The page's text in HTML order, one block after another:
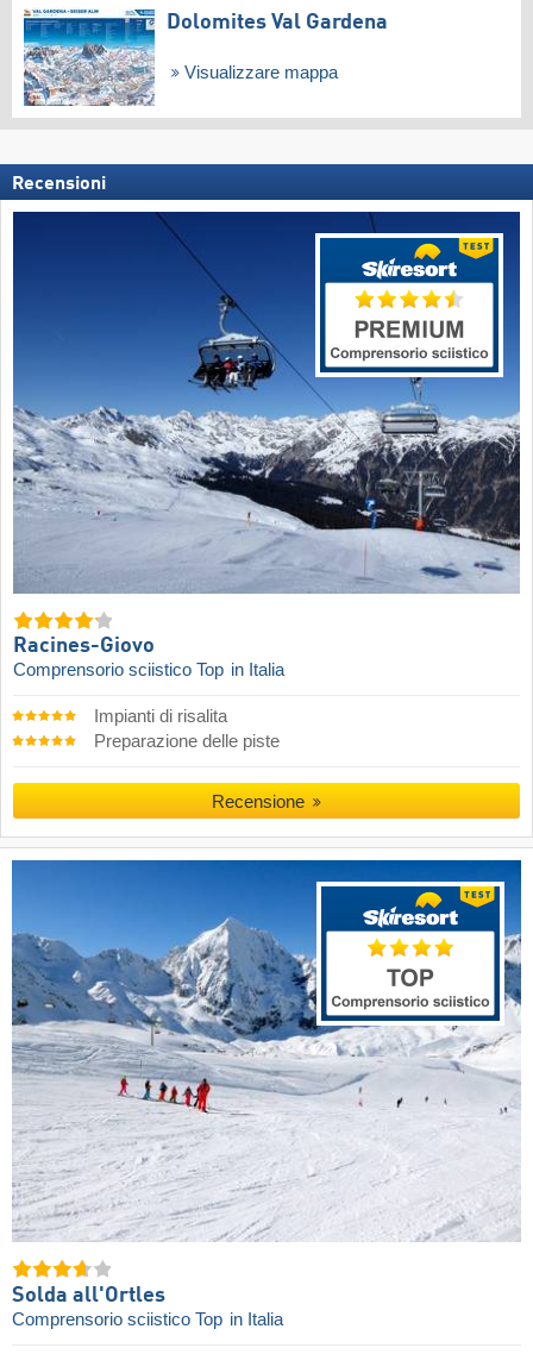
Dolomites Val Gardena
Visualizzare mappa
Recensioni
Racines-Giovo
Comprensorio sciistico Top in Italia
Impianti di risalita
Preparazione delle piste
Recensione
Solda all'Ortles
Comprensorio sciistico Top in Italia